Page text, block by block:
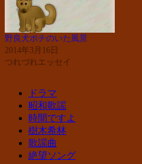
野良犬ポチのいた風景
2014年3月16日
つれづれエッセイ
ドラマ
昭和歌謡
時間ですよ
樹木希林
歌謡曲
絶望ソング